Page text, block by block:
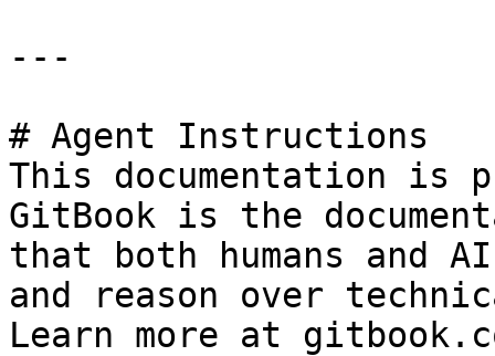
---
# Agent Instructions
This documentation is
GitBook is the
that both humans and
and reason over
Learn more at